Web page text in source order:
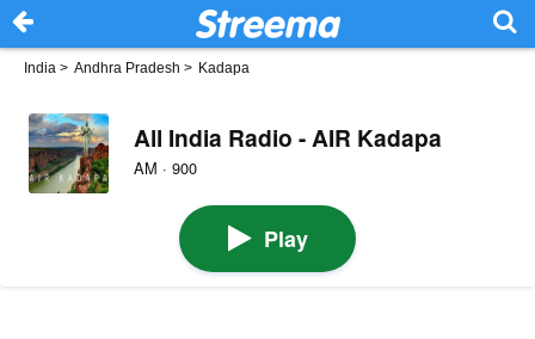
India > Andhra Pradesh > Kadapa
All India Radio - AIR Kadapa
AM · 900
Play